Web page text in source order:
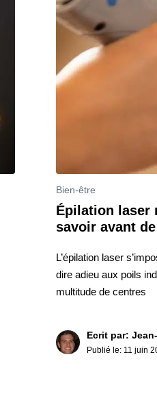
Bien-être
Épilation laser
savoir avant
L’épilation laser
dire adieu aux poils
multitude de centres
Ecrit par:
Publié le: 11 juin